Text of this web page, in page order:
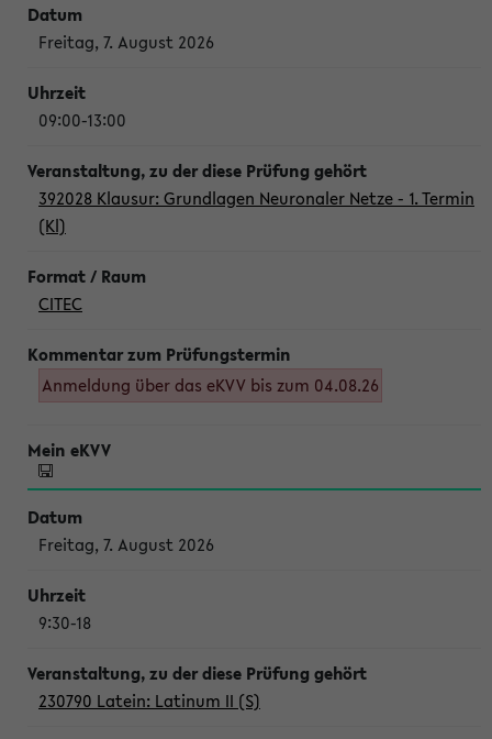
Freitag, 7. August 2026
09:00-13:00
392028 Klausur: Grundlagen Neuronaler Netze - 1. Termin
(Kl)
CITEC
Anmeldung über das eKVV bis zum 04.08.26
Freitag, 7. August 2026
9:30-18
230790 Latein: Latinum II (S)